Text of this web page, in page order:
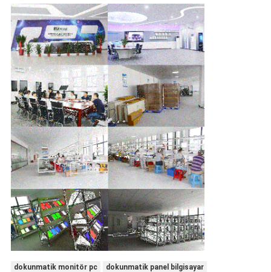
dokunmatik monitör pc
dokunmatik panel bilgisayar